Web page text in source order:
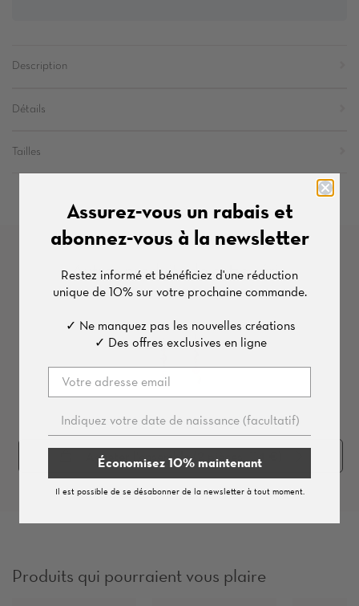
Description
Détails
Tailles
Autres produits de cette série
Acheter l'ensemble ( pièces, 114 €)
Produits qui pourraient vous plaire
Assurez-vous un rabais et
abonnez-vous à la newsletter
Restez informé et bénéficiez d'une réduction
unique de 10%sur votre prochaine commande.
✓ Ne manquez pas les nouvelles créations
✓ Des offres exclusives en ligne
Économisez 10% maintenant
Il est possible de se désabonner de la newsletter à tout moment.